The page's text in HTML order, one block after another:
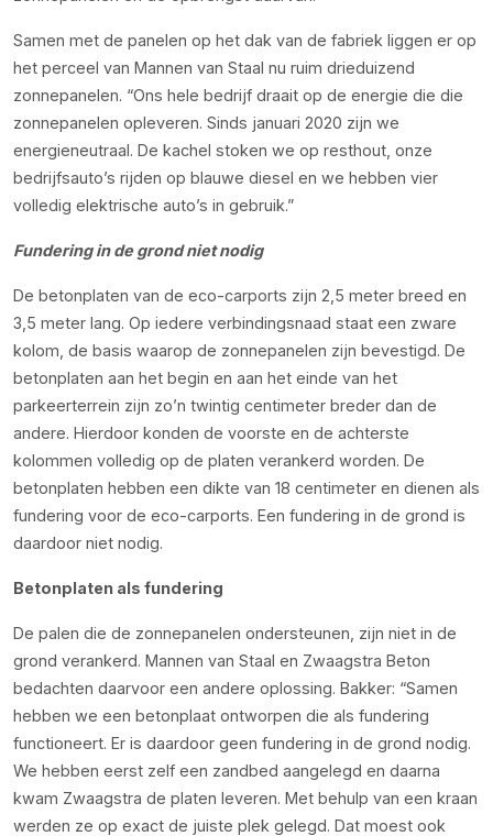
Samen met de panelen op het dak van de fabriek liggen er op
het perceel van Mannen van Staal nu ruim drieduizend
zonnepanelen. “Ons hele bedrijf draait op de energie die die
zonnepanelen opleveren. Sinds januari 2020 zijn we
energieneutraal. De kachel stoken we op resthout, onze
bedrijfsauto’s rijden op blauwe diesel en we hebben vier
volledig elektrische auto’s in gebruik.”
Fundering in de grond niet nodig
De betonplaten van de eco-carports zijn 2,5 meter breed en
3,5 meter lang. Op iedere verbindingsnaad staat een zware
kolom, de basis waarop de zonnepanelen zijn bevestigd. De
betonplaten aan het begin en aan het einde van het
parkeerterrein zijn zo’n twintig centimeter breder dan de
andere. Hierdoor konden de voorste en de achterste
kolommen volledig op de platen verankerd worden. De
betonplaten hebben een dikte van 18 centimeter en dienen als
fundering voor de eco-carports. Een fundering in de grond is
daardoor niet nodig.
Betonplaten als fundering
De palen die de zonnepanelen ondersteunen, zijn niet in de
grond verankerd. Mannen van Staal en Zwaagstra Beton
bedachten daarvoor een andere oplossing. Bakker: “Samen
hebben we een betonplaat ontworpen die als fundering
functioneert. Er is daardoor geen fundering in de grond nodig.
We hebben eerst zelf een zandbed aangelegd en daarna
kwam Zwaagstra de platen leveren. Met behulp van een kraan
werden ze op exact de juiste plek gelegd. Dat moest ook